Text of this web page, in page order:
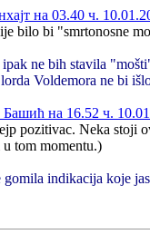
на 03.40 ч.
bilo bi "smrtonosne
ne bih stavila
Voldemora ne bi
на 16.52 ч.
pozitivac. Neka stoji
tom momentu.)
indikacija koje